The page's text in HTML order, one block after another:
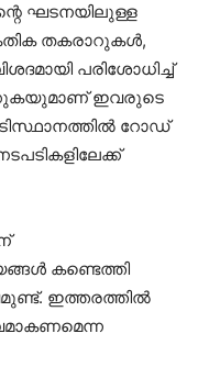
ഘടനയിലുള്ള
തകരാറുകൾ,
പരിശോധിച്ച്
ഇവരുടെ
റോഡ്
കണ്ടെത്തി
ഇത്തരത്തില്‍